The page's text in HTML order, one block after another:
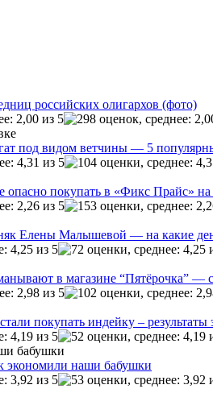
российских олигархов (фото)
под видом ветчины — 5
опасно покупать в «Фикс Прайс» на
Елены Малышевой — на какие
в магазине “Пятёрочка” —
покупать индейку – результаты
экономили наши бабушки